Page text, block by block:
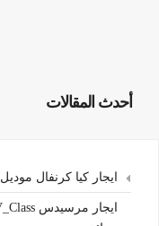
أحدث المقالات
ايجار كيا كرنفال موديل 2026